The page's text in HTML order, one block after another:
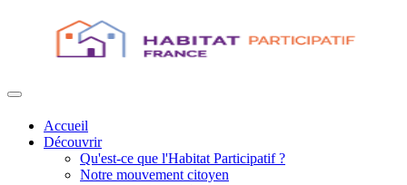
Accueil
Découvrir
Qu'est-ce que l'Habitat Participatif ?
Notre mouvement citoyen